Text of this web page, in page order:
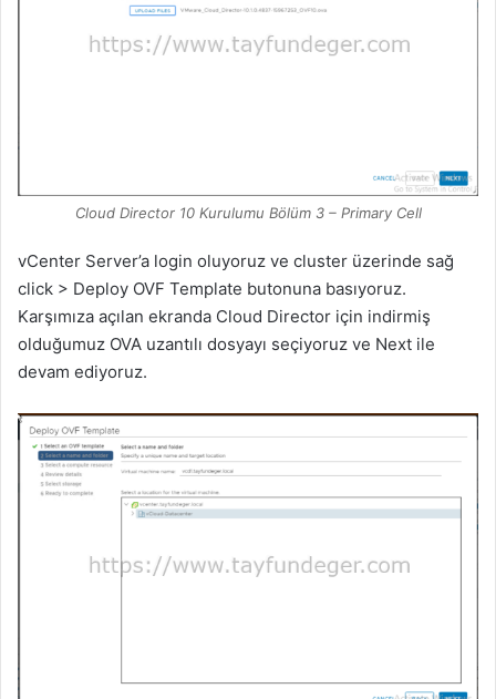
Cloud Director 10 Kurulumu Bölüm 3 – Primary Cell
vCenter Server’a login oluyoruz ve cluster üzerinde sağ
click > Deploy OVF Template butonuna basıyoruz.
Karşımıza açılan ekranda Cloud Director için indirmiş
olduğumuz OVA uzantılı dosyayı seçiyoruz ve Next ile
devam ediyoruz.